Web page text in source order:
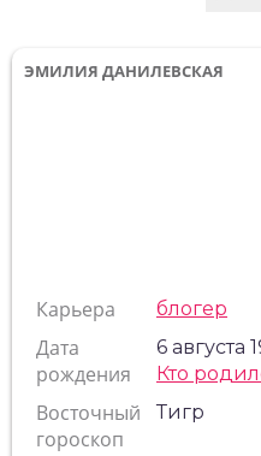
ЭМИЛИЯ ДАНИЛЕВСКАЯ
Карьера блогер
Дата
рождения
6 августа
Кто
Восточный
гороскоп
Тигр